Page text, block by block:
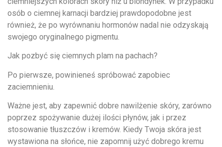
osób o ciemnej karnacji bardziej prawdopodobne jest
również, że po wyrównaniu hormonów nadal nie odzyskają
swojego oryginalnego pigmentu.
Jak pozbyć się ciemnych plam na pachach?
Po pierwsze, powinieneś spróbować zapobiec
zaciemnieniu.
Ważne jest, aby zapewnić dobre nawilżenie skóry, zarówno
poprzez spożywanie dużej ilości płynów, jak i przez
stosowanie tłuszczów i kremów. Kiedy Twoja skóra jest
wystawiona na słońce, nie zapomnij użyć dobrego kremu